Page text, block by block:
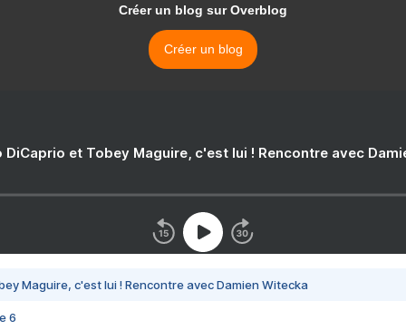
Créer un blog sur Overblog
Créer un blog
DiCaprio et Tobey Maguire, c'est lui ! Rencontre avec
Maguire, c'est lui ! Rencontre avec Damien Witecka
6